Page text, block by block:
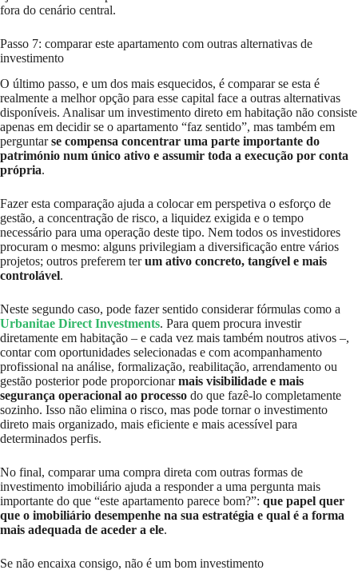
fora do cenário central.
Passo 7: comparar este apartamento com outras alternativas de
investimento
O último passo, e um dos mais esquecidos, é comparar se esta é
realmente a melhor opção para esse capital face a outras alternativas
disponíveis. Analisar um investimento direto em habitação não consiste
apenas em decidir se o apartamento “faz sentido”, mas também em
perguntarse compensa concentrar uma parte importante do
património num único ativo e assumir toda a execução por conta
própria.
Fazer esta comparação ajuda a colocar em perspetiva o esforço de
gestão, a concentração de risco, a liquidez exigida e o tempo
necessário para uma operação deste tipo. Nem todos os investidores
procuram o mesmo: alguns privilegiam a diversificação entre vários
projetos; outros preferem terum ativo concreto, tangível e mais
controlável.
Neste segundo caso, pode fazer sentido considerar fórmulas como a
Urbanitae Direct Investments. Para quem procura investir
diretamente em habitação – e cada vez mais também noutros ativos –,
contar com oportunidades selecionadas e com acompanhamento
profissional na análise, formalização, reabilitação, arrendamento ou
gestão posterior pode proporcionarmais visibilidade e mais
segurança operacional ao processo do que fazê-lo completamente
sozinho. Isso não elimina o risco, mas pode tornar o investimento
direto mais organizado, mais eficiente e mais acessível para
determinados perfis.
No final, comparar uma compra direta com outras formas de
investimento imobiliário ajuda a responder a uma pergunta mais
importante do que “este apartamento parece bom?”: que papel quer
que o imobiliário desempenhe na sua estratégia e qual é a forma
mais adequada de aceder a ele.
Se não encaixa consigo, não é um bom investimento